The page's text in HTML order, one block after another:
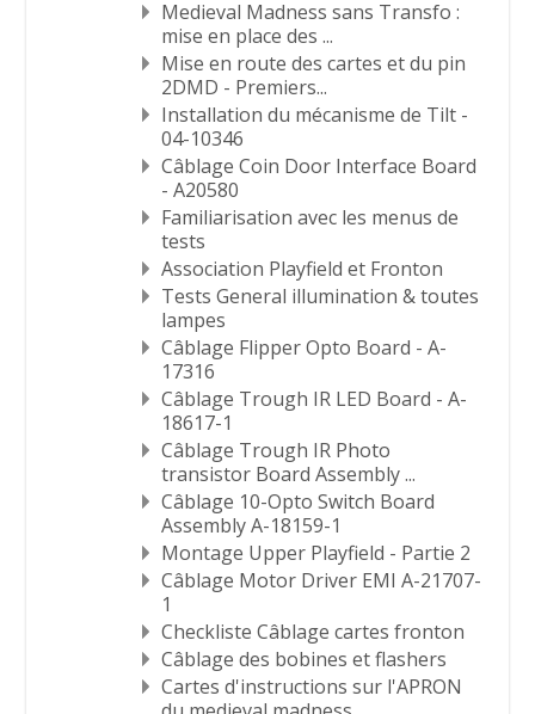
Medieval Madness sans Transfo :
mise en place des ...
Mise en route des cartes et du pin
2DMD - Premiers...
Installation du mécanisme de Tilt -
04-10346
Câblage Coin Door Interface Board
- A20580
Familiarisation avec les menus de
tests
Association Playfield et Fronton
Tests General illumination & toutes
lampes
Câblage Flipper Opto Board - A-
17316
Câblage Trough IR LED Board - A-
18617-1
Câblage Trough IR Photo
transistor Board Assembly ...
Câblage 10-Opto Switch Board
Assembly A-18159-1
Montage Upper Playfield - Partie 2
Câblage Motor Driver EMI A-21707-
1
Checkliste Câblage cartes fronton
Câblage des bobines et flashers
Cartes d'instructions sur l'APRON